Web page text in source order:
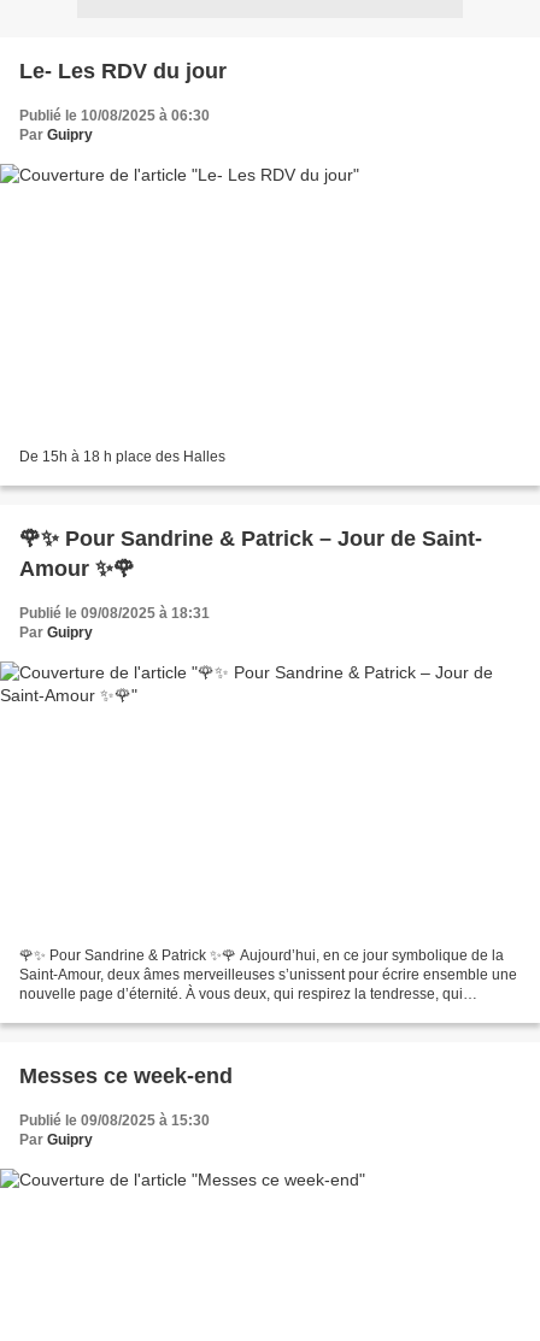
Le- Les RDV du jour
Publié le 10/08/2025 à 06:30
Par Guipry
De 15h à 18 h place des Halles
🌹✨ Pour Sandrine & Patrick – Jour de Saint-
Amour ✨🌹
Publié le 09/08/2025 à 18:31
Par Guipry
🌹✨ Pour Sandrine & Patrick ✨🌹 Aujourd’hui, en ce jour symbolique de la
Saint-Amour, deux âmes merveilleuses s’unissent pour écrire ensemble une
nouvelle page d’éternité. À vous deux, qui respirez la tendresse, qui
Messes ce week-end
Publié le 09/08/2025 à 15:30
Par Guipry